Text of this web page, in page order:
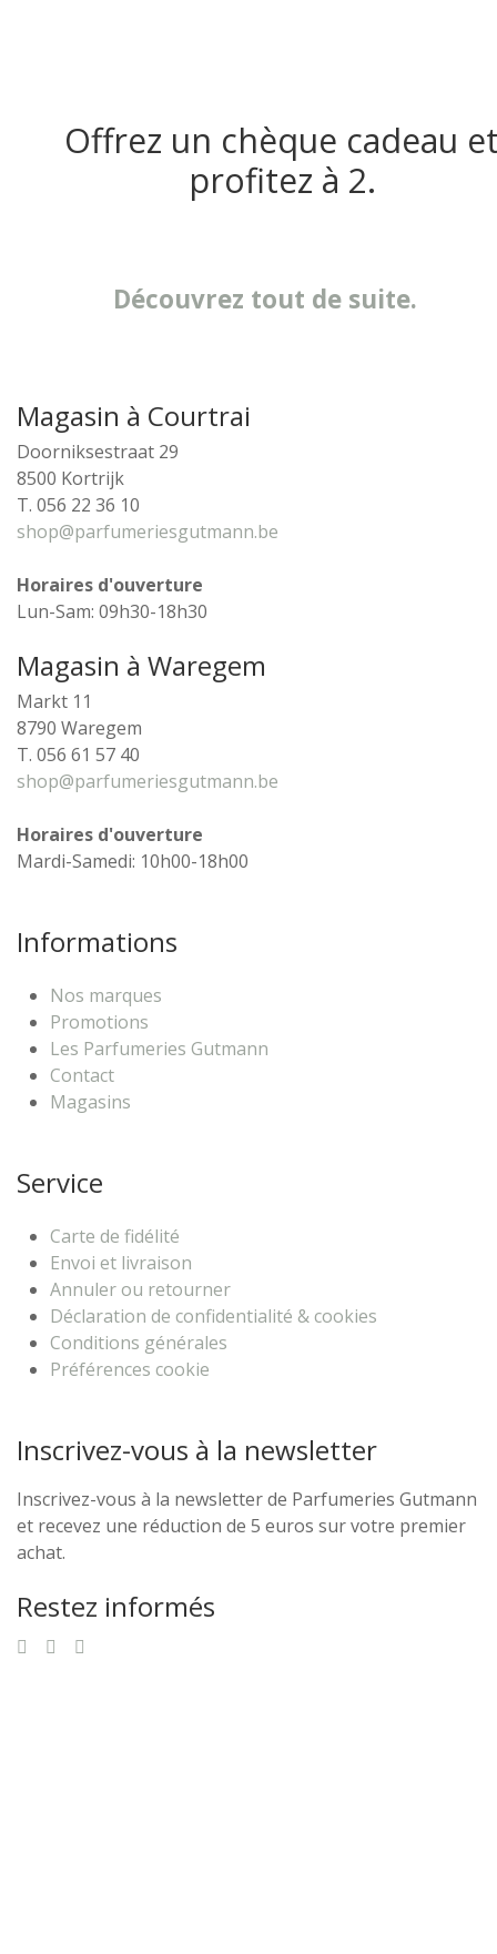
Offrez un chèque cadeau
profitez à 2.
Découvrez tout de suite.
Magasin à Courtrai
Doorniksestraat 29
8500 Kortrijk
T. 056 22 36 10
shop@parfumeriesgutmann.be
Horaires d'ouverture
Lun-Sam: 09h30-18h30
Magasin à Waregem
Markt 11
8790 Waregem
T. 056 61 57 40
shop@parfumeriesgutmann.be
Horaires d'ouverture
Mardi-Samedi: 10h00-18h00
Informations
Nos marques
Promotions
Les Parfumeries Gutmann
Contact
Magasins
Service
Carte de fidélité
Envoi et livraison
Annuler ou retourner
Déclaration de confidentialité & cookies
Conditions générales
Préférences cookie
Inscrivez-vous à la newsletter
Inscrivez-vous à la newsletter de Parfumeries Gutmann
et recevez une réduction de 5 euros sur votre premier
achat.
Restez informés